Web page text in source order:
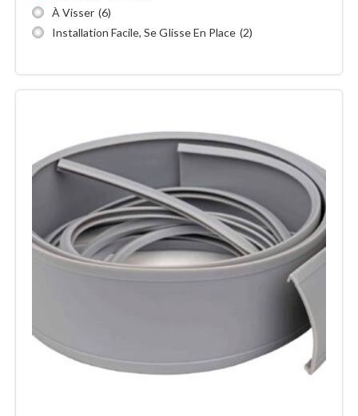
À Visser (6)
Installation Facile, Se Glisse En Place (2)